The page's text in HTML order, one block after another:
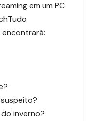
em um PC
encontrará:
inverno?